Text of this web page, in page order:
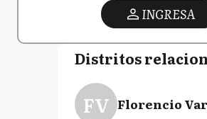
INGRESA
Distritos
FV Florencio